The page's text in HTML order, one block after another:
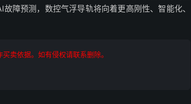
障预测，数控气浮导轨将向着更高刚性、智能化、
卖依据。如有侵权请联系删除。